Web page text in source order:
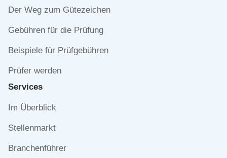
Der Weg zum Gütezeichen
Gebühren für die Prüfung
Beispiele für Prüfgebühren
Prüfer werden
Services
Navigation
Im Überblick
Stellenmarkt
Branchenführer